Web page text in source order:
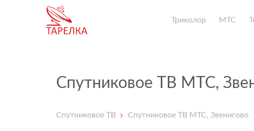
Триколор МТС
Спутниковое ТВ МТС,
Спутниковое ТВ Спутниковое ТВ МТС, Звенигово